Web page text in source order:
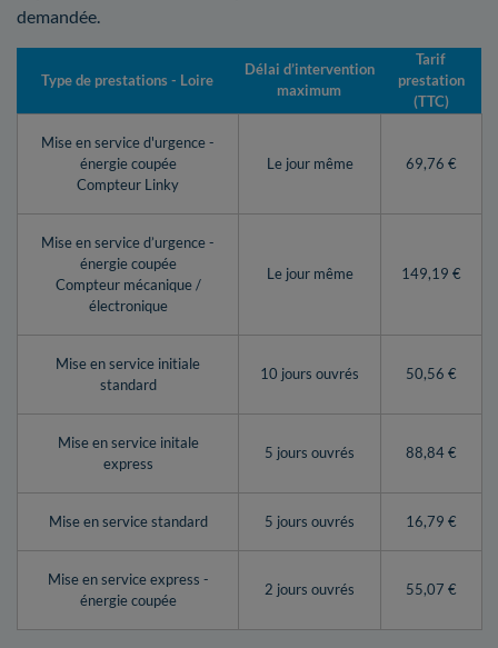
demandée.
Type de prestations - Loire
Délai d’intervention
maximum
Tarif
prestation
(TTC)
Mise en service d'urgence -
énergie coupée
Compteur Linky
Le jour même 69,76 €
Mise en service d’urgence -
énergie coupée
Compteur mécanique /
électronique
Le jour même 149,19 €
Mise en service initiale
standard
10 jours ouvrés 50,56 €
Mise en service initale
express
5 jours ouvrés 88,84 €
Mise en service standard 5 jours ouvrés 16,79 €
Mise en service express -
énergie coupée
2 jours ouvrés 55,07 €